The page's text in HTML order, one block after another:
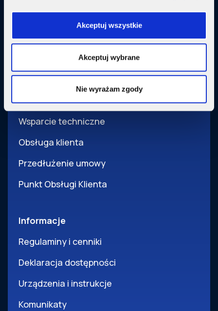
Akceptuj wszystkie
Akceptuj wybrane
Nie wyrażam zgody
Usługi dodatkowe
SupermediaGo
Obsługa
Pomoc i obsługa
Wsparcie techniczne
Obsługa klienta
Przedłużenie umowy
Punkt Obsługi Klienta
Informacje
Regulaminy i cenniki
Deklaracja dostępności
Urządzenia i instrukcje
Komunikaty